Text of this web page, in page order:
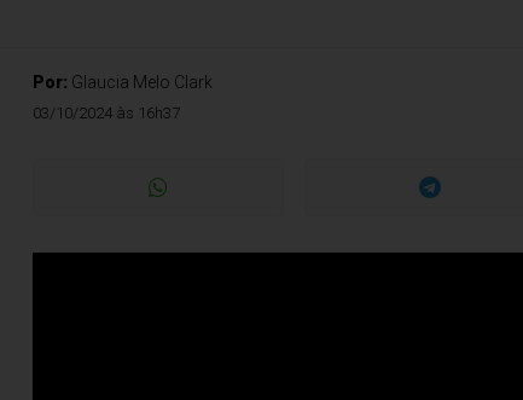
Por: Glaucia Melo Clark
03/10/2024 às 16h37